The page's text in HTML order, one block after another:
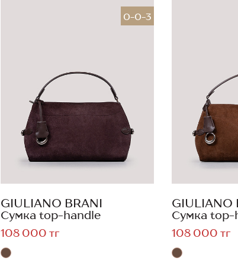
0-0-3
GIULIANO BRANI
Сумка top-handle
108 000 тг
GIULIANO
Сумка top-
108 000 тг